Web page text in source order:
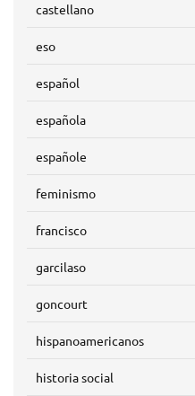
castellano
eso
español
española
españole
feminismo
francisco
garcilaso
goncourt
hispanoamericanos
historia social